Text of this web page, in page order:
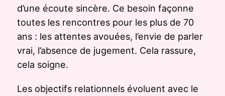
d’une écoute sincère. Ce besoin façonne
toutes les rencontres pour les plus de 70
ans : les attentes avouées, l’envie de parler
vrai, l’absence de jugement. Cela rassure,
cela soigne.
Les objectifs relationnels évoluent avec le